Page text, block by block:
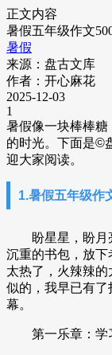
正文内容
暑假五年级作文
暑假
来源：盘古文库
作者：开心麻花
2025-12-03
1
暑假像一块棒棒
的时光。下面是©
迎大家阅读。
1.暑假五年级作
盼星星，盼月亮
沉重的书包，放
太热了，火辣辣
似的，我早已有了
幕。
第一乐章：学